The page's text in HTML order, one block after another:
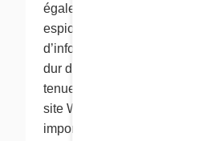
également les « cookies » et
espions ». Les « cookies »
d’information qu’un site Web
dur d’un ordinateur
tenue des dossiers. Les
site Web de se rappeler les
importants qui rendront plus